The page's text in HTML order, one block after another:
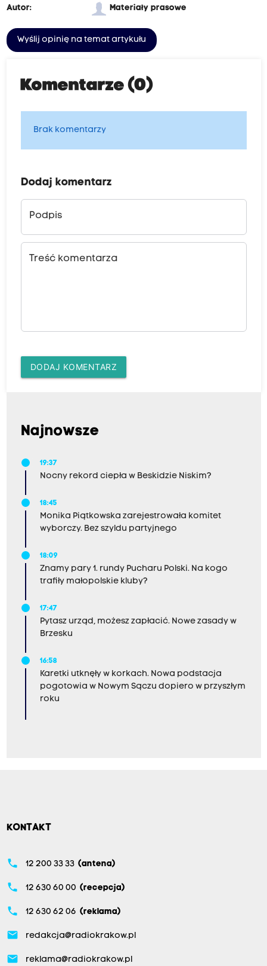
Autor: Materiały prasowe
Wyślij opinię na temat artykułu
Komentarze (0)
Brak komentarzy
Dodaj komentarz
Podpis
Treść komentarza
DODAJ KOMENTARZ
Najnowsze
19:37
Nocny rekord ciepła w Beskidzie Niskim?
18:45
Monika Piątkowska zarejestrowała komitet
wyborczy. Bez szyldu partyjnego
18:09
Znamy pary 1. rundy Pucharu Polski. Na kogo
trafiły małopolskie kluby?
17:47
Pytasz urząd, możesz zapłacić. Nowe zasady w
Brzesku
16:58
Karetki utknęły w korkach. Nowa podstacja
pogotowia w Nowym Sączu dopiero w przyszłym
roku
KONTAKT
phone 12 200 33 33 (antena)
phone 12 630 60 00 (recepcja)
phone 12 630 62 06 (reklama)
email redakcja@radiokrakow.pl
email reklama@radiokrakow.pl